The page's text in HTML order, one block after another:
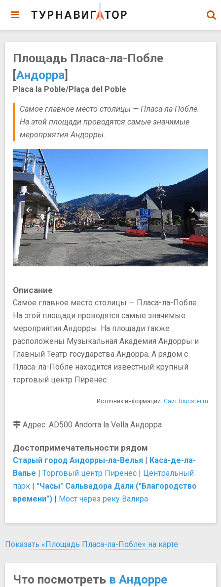
Площадь Пласа-ла-Побле
[Андорра]
Placa la Poble/Plaça del Poble
Самое главное место столицы — Пласа-ла-Побле.
На этой площади проводятся самые значимые
мероприятия Андорры.
Описание
Самое главное место столицы — Пласа-ла-Побле.
На этой площади проводятся самые значимые
мероприятия Андорры. На площади также
расположены Музыкальная Академия Андорры и
Главный Театр государства Андорра. А рядом с
Пласа-ла-Побле находится известный крупный
торговый центр Пиренес.
Источник информации: Сайт tourister.ru
Адрес: AD500 Andorra la Vella Андорра
Достопримечательности рядом
Старый город Андорры-ла-Велья | Каса-де-ла-
Валье | Торговый центр Пиренес | Центральный
парк | "Часы" Сальвадора Дали ("Благородство
времени") | Мост через реку Валира
Показать «Площадь Пласа-ла-Побле» на карте
Что посмотреть в Андорре